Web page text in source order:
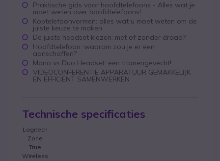
Praktische gids voor hoofdtelefoons - Alles wat je
moet weten over hoofdtelefoons!
Koptelefoonvormen: alles wat u moet weten om de
juiste keuze te maken
De juiste headset kiezen: met of zonder draad?
Hoofdtelefoon: waarom zou je er een
aanschaffen?
Mono vs Duo Headset: een titanengevecht!
VIDEOCONFERENTIE APPARATUUR GEMAKKELIJK
EN EFFICIËNT SAMENWERKEN
Technische specificaties
Logitech
Zone
True
Wireless